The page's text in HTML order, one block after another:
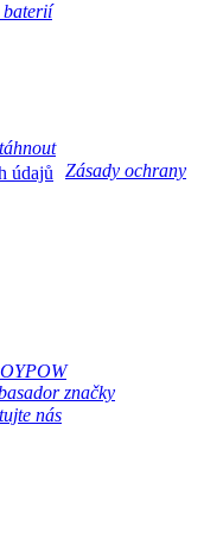
baterií
Zásady ochrany
značky
nás